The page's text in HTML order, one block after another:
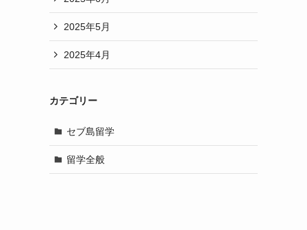
2025年5月
2025年4月
カテゴリー
セブ島留学
留学全般